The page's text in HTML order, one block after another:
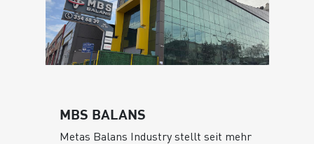
MBS BALANS
Metas Balans Industry stellt seit mehr